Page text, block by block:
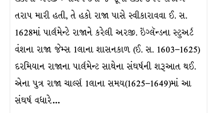
તરાપ મારી હતી, તે હકો રાજા પાસે સ્વીકારાવવા ઈ. સ.
1628માં પાર્લમેન્ટે રાજાને કરેલી અરજી. ઇંગ્લૅન્ડના સ્ટુઅર્ટ
વંશના રાજા જેમ્સ 1લાના શાસનકાળ (ઈ. સ. 1603–1625)
દરમિયાન રાજાના પાર્લમેન્ટ સાથેના સંઘર્ષની શરૂઆત થઈ.
એના પુત્ર રાજા ચાર્લ્સ 1લાના સમય(1625–1649)માં આ
સંઘર્ષ વધારે…